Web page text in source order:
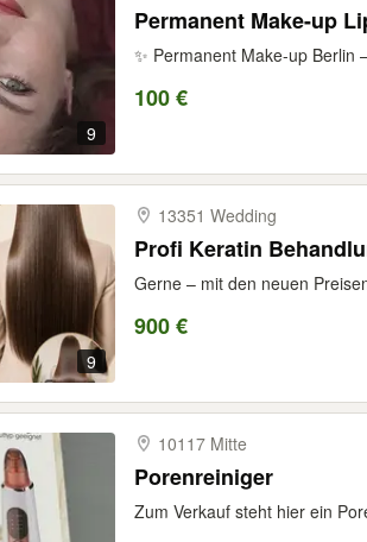
9
Permanent Make-up
✨ Permanent Make-up Berlin
100 €
9
13351 Wedding
Profi Keratin
Gerne – mit den neuen
900 €
10117 Mitte
Porenreiniger
Zum Verkauf steht hier ein